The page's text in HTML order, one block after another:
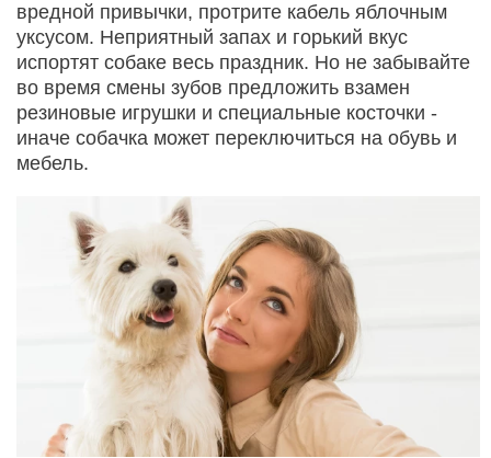
вредной привычки, протрите кабель яблочным
уксусом. Неприятный запах и горький вкус
испортят собаке весь праздник. Но не забывайте
во время смены зубов предложить взамен
резиновые игрушки и специальные косточки -
иначе собачка может переключиться на обувь и
мебель.